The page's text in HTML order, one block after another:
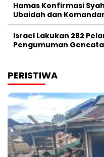
Hamas Konfirmasi
Ubaidah dan
Israel Lakukan 282
Pengumuman
PERISTIWA